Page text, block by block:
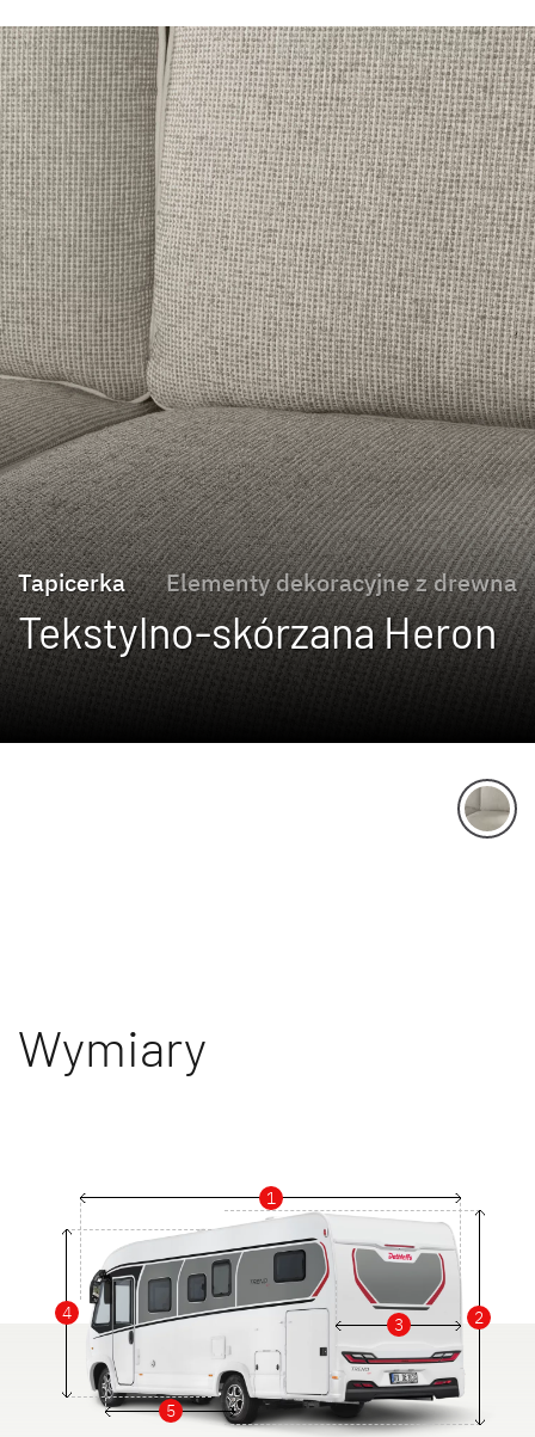
Tekstylno-skórzana Heron
Tapicerka Elementy dekoracyjne z drewna
Wymiary
1
2
3
4
5